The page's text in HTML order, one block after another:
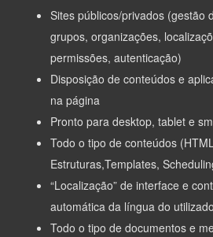
Sites públicos/privados (gestão
grupos, organizações,
permissões, autenticação)
Disposição de conteúdos e
na página
Pronto para desktop, tablet e
Todo o tipo de conteúdos
Estruturas,Templates,
“Localização” de interface e
automática da língua do
Todo o tipo de documentos e